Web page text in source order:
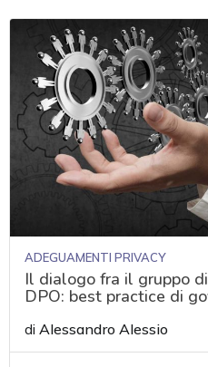
ADEGUAMENTI PRIVACY
Il dialogo fra il gruppo
DPO: best practice di
diAlessandro Alessio